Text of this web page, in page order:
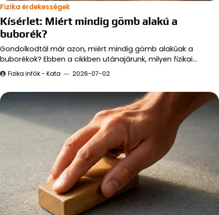
Fizika érdekességek
Kísérlet: Miért mindig gömb alakú a
buborék?
Gondolkodtál már azon, miért mindig gömb alakúak a
buborékok? Ebben a cikkben utánajárunk, milyen fizikai…
Fizika infók - Kata 2026-07-02